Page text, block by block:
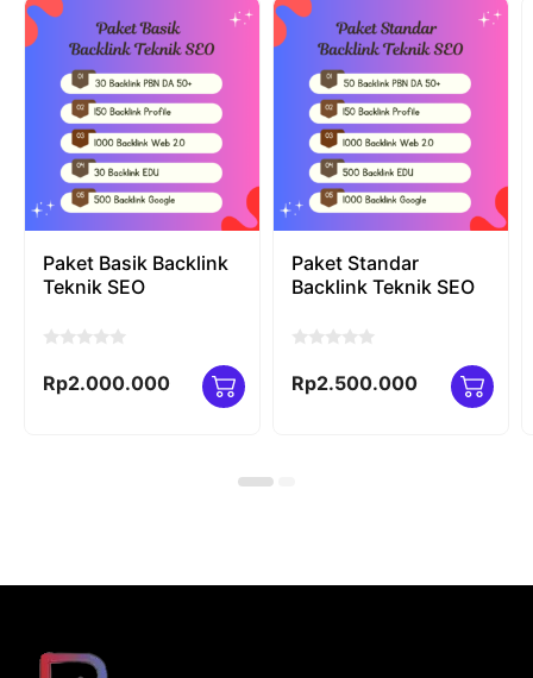
Paket Basik Backlink
Teknik SEO
o
u
Rp2.000.000
Paket Standar
Backlink Teknik SEO
o
u
Rp2.500.000